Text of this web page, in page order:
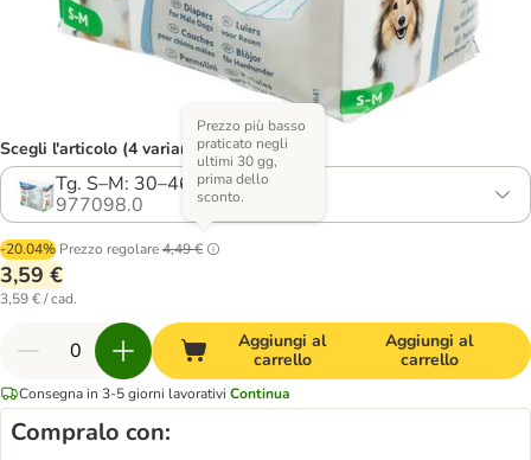
Scegli l'articolo (4 varianti)
Tg. S–M: 30–46 cm, 12 pz
977098.0
-20.04% Prezzo regolare4,49 €
Prezzo più basso
praticato negli
ultimi 30 gg,
prima dello
sconto.
3,59 €
3,59 € / cad.
Aggiungi al
carrello
Aggiungi al
carrello
Consegna in 3-5 giorni lavorativi Continua
Compralo con: